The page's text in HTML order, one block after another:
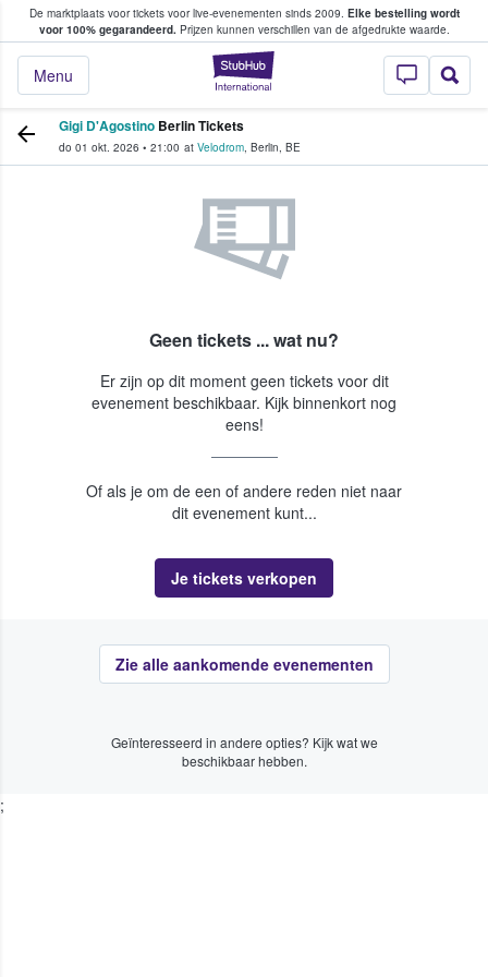
De marktplaats voor tickets voor live-evenementen sinds 2009. Elke bestelling wordt
voor 100% gegarandeerd.Prijzen kunnen verschillen van de afgedrukte waarde.
StubHub: waar
Menu
tickets kopen en verkopen
Gigi D'Agostino Berlin Tickets
do 01 okt. 2026 • 21:00 at Velodrom, Berlin, BE
Geen tickets ... wat nu?
Er zijn op dit moment geen tickets voor dit
evenement beschikbaar. Kijk binnenkort nog
eens!
Of als je om de een of andere reden niet naar
dit evenement kunt...
Je tickets verkopen
Zie alle aankomende evenementen
Geïnteresseerd in andere opties? Kijk wat we
beschikbaar hebben.
;